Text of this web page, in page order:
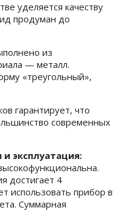
уделяется качеству
продуман до
из
— металл.
«треугольный»,
гарантирует, что
современных
эксплуатация:
достигает 4
использовать прибор в
Суммарная